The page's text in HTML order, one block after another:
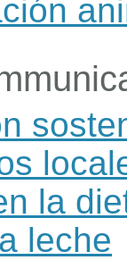
la
leche